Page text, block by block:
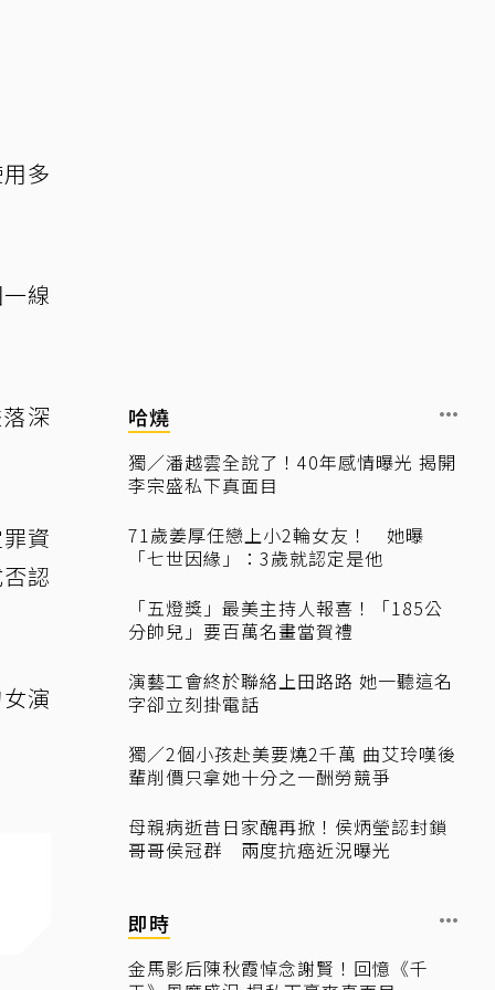
多
線
深
資
認
演
哈燒
獨／潘越雲全說了！40年感情曝光 揭開
李宗盛私下真面目
71歲姜厚任戀上小2輪女友！ 她曝
「七世因緣」：3歲就認定是他
「五燈獎」最美主持人報喜！「185公
分帥兒」要百萬名畫當賀禮
演藝工會終於聯絡上田路路 她一聽這名
字卻立刻掛電話
獨／2個小孩赴美要燒2千萬 曲艾玲嘆後
輩削價只拿她十分之一酬勞競爭
母親病逝昔日家醜再掀！侯炳瑩認封鎖
哥哥侯冠群 兩度抗癌近況曝光
即時
金馬影后陳秋霞悼念謝賢！回憶《千